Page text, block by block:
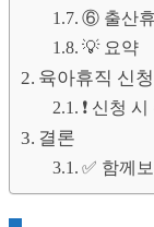
⑥ 출산
💡 요약
육아휴직 신
❗️ 신청
결론
✅ 함께